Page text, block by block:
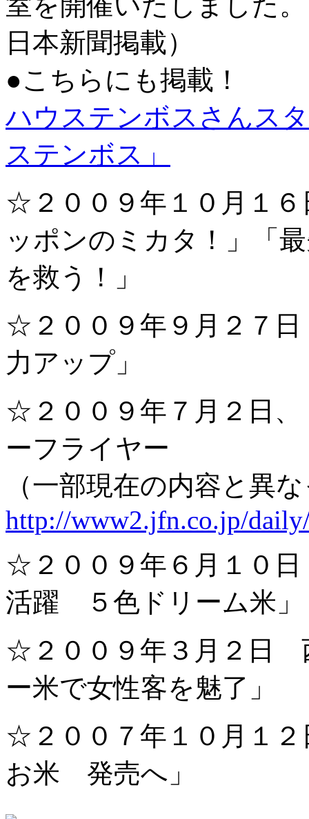
日本新聞掲載）
●こちらにも掲載！
ハウステンボスさんス
ステンボス」
☆２００９年１０月１
ッポンのミカタ！」「
を救う！」
☆２００９年９月２７
力アップ」
☆２００９年７月２
ーフライヤー
（一部現在の内容と異
http://www2.jfn.co.jp/
☆２００９年６月１０
活躍 ５色ドリーム米」
☆２００９年３月２日
ー米で女性客を魅了」
☆２００７年１０月１
お米 発売へ」